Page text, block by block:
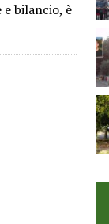
bilancio, è